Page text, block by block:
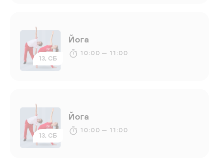
13, СБ
Йога
10:00 — 11:00
13, СБ
Йога
10:00 — 11:00